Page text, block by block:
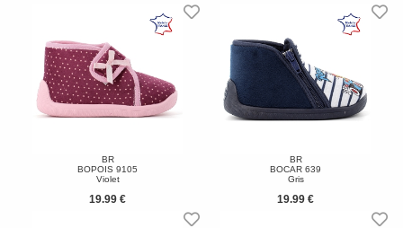
BR
BOPOIS 9105
Violet
19.99 €
BR
BOCAR 639
Gris
19.99 €